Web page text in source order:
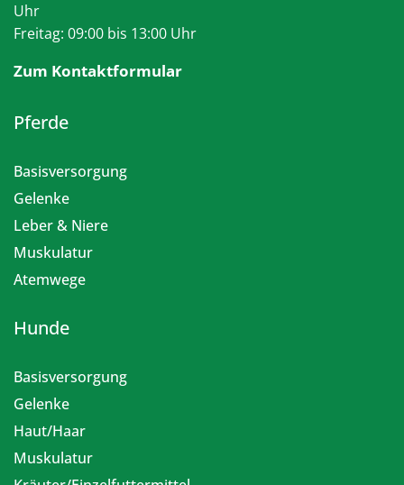
Uhr
Freitag: 09:00 bis 13:00 Uhr
Zum Kontaktformular
Pferde
Basisversorgung
Gelenke
Leber & Niere
Muskulatur
Atemwege
Hunde
Basisversorgung
Gelenke
Haut/Haar
Muskulatur